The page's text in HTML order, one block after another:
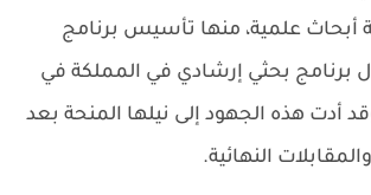
علمية، منها تأسيس برنامج
برنامج بحثي إرشادي في المملكة في
أدت هذه الجهود إلى نيلها المنحة بعد
النهائية.